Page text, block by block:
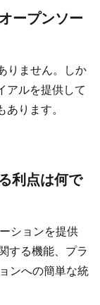
ープンソー
りません。しか
アルを提供して
ります。
利点は何で
ションを提供
する機能、プラ
ンへの簡単な統